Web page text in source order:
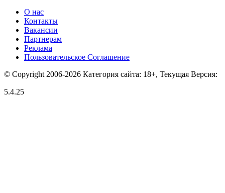
О нас
Контакты
Вакансии
Партнерам
Реклама
Пользовательское Соглашение
© Copyright 2006-2026 Категория сайта: 18+, Текущая Версия:
5.4.25